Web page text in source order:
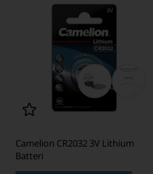
Camelion CR2032 3V Lithium
Batteri